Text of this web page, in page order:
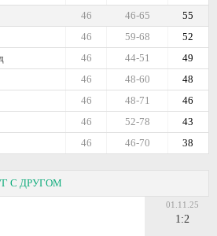
55
46-65
46
52
59-68
46
49
44-51
46
48
48-60
46
46
48-71
46
43
52-78
46
38
46-70
46
С ДРУГОМ
01.11.25
1:2